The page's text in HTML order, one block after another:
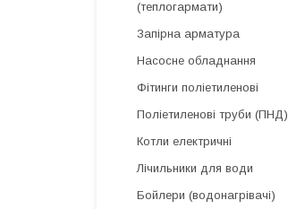
(теплогармати)
Запірна арматура
Насосне обладнання
Фітинги поліетиленові
Поліетиленові труби (ПНД)
Котли електричні
Лічильники для води
Бойлери (водонагрівачі)